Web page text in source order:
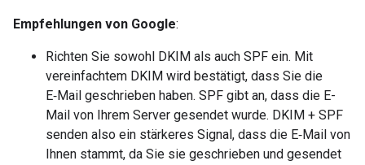
Empfehlungen von Google:
Richten Sie sowohl DKIM als auch SPF ein. Mit
vereinfachtem DKIM wird bestätigt, dass Sie die
E‑Mail geschrieben haben. SPF gibt an, dass die E-
Mail von Ihrem Server gesendet wurde. DKIM + SPF
senden also ein stärkeres Signal, dass die E‑Mail von
Ihnen stammt, da Sie sie geschrieben und gesendet